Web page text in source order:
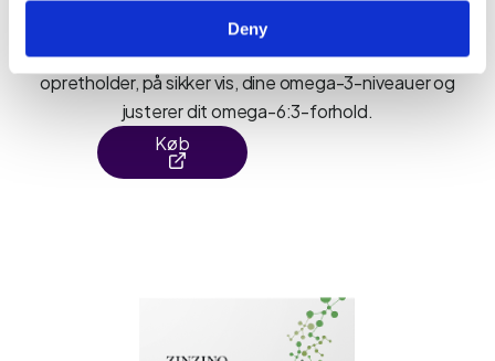
Deny
BalanceOil+ er vores signaturserie af naturligt udvundne
polyfenol omega Balance-kosttilskud. Det øger og
opretholder, på sikker vis, dine omega-3-niveauer og
justerer dit omega-6:3-forhold.
Køb